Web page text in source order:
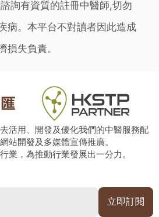
詢有資質的註冊中醫師,切勿
病。本平台不對讀者因此造成
損失負責。
活用、開發及優化我們的中醫服務配
站開發及多媒體宣傳推廣。
業，為推動行業發展出一分力。